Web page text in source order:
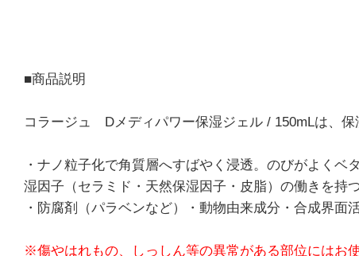
■商品説明
コラージュ Dメディパワー保湿ジェル / 150mLは、
・ナノ粒子化で角質層へすばやく浸透。のびがよく
湿因子（セラミド・天然保湿因子・皮脂）の働きを持
・防腐剤（パラベンなど）・動物由来成分・合成界面
※傷やはれもの、しっしん等の異常がある部位にはお